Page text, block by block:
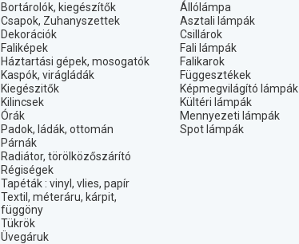
Bortárolók, kiegészítők
Csapok, Zuhanyszettek
Dekorációk
Faliképek
Háztartási gépek, mosogatók
Kaspók, virágládák
Kiegészitők
Kilincsek
Órák
Padok, ládák, ottomán
Párnák
Radiátor, törölközőszárító
Régiségek
Tapéták : vinyl, vlies, papír
Textil, méteráru, kárpit,
függöny
Tükrök
Üvegáruk
Állólámpa
Asztali lámpák
Csillárok
Fali lámpák
Falikarok
Függesztékek
Képmegvilágító lámpák
Kültéri lámpák
Mennyezeti lámpák
Spot lámpák